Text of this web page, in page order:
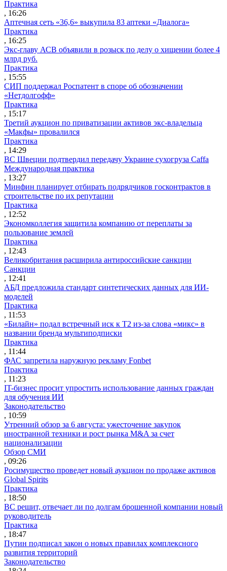
Практика
, 16:26
Аптечная сеть «36,6» выкупила 83 аптеки «Диалога»
Практика
, 16:25
Экс-главу АСВ объявили в розыск по делу о хищении более 4
млрд руб.
Практика
, 15:55
СИП поддержал Роспатент в споре об обозначении
«Нетдолгофф»
Практика
, 15:17
Третий аукцион по приватизации активов экс-владельца
«Макфы» провалился
Практика
, 14:29
ВС Швеции подтвердил передачу Украине сухогруза Caffa
Международная практика
, 13:27
Минфин планирует отбирать подрядчиков госконтрактов в
строительстве по их репутации
Практика
, 12:52
Экономколлегия защитила компанию от переплаты за
пользование землей
Практика
, 12:43
Великобритания расширила антироссийские санкции
Санкции
, 12:41
АБД предложила стандарт синтетических данных для ИИ-
моделей
Практика
, 11:53
«Билайн» подал встречный иск к Т2 из-за слова «микс» в
названии бренда мультиподписки
Практика
, 11:44
ФАС запретила наружную рекламу Fonbet
Практика
, 11:23
IT-бизнес просит упростить использование данных граждан
для обучения ИИ
Законодательство
, 10:59
Утренний обзор за 6 августа: ужесточение закупок
иностранной техники и рост рынка M&A за счет
национализации
Обзор СМИ
, 09:26
Росимущество проведет новый аукцион по продаже активов
Global Spirits
Практика
, 18:50
ВС решит, отвечает ли по долгам брошенной компании новый
руководитель
Практика
, 18:47
Путин подписал закон о новых правилах комплексного
развития территорий
Законодательство